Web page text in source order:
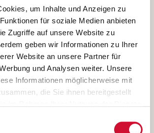
um Inhalte und Anzeigen zu
für soziale Medien anbieten
Zugriffe auf unsere Website zu
geben wir Informationen zu Ihrer
Website an unsere Partner für
und Analysen weiter. Unsere
Informationen möglicherweise mit
die Sie ihnen bereitgestellt
zulassen“ klicken, so stimmen
dass meine personenbezogenen Daten
der Durchführung der Kontaktanfrage
der Garitz Bewirtschaftungsbetriebe
Kleist-Straße 2, 97688 Bad Kissingen
und an die für das Stellenangebot
zur Kontaktaufnahme weitergegeben
kann ich jederzeit gegenüber dem
Sie der
entnehmen.